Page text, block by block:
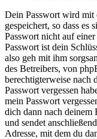
Dein Passwort wird mit
gespeichert, so dass es
Passwort nicht auf
Passwort ist dein
also geh mit ihm
des Betreibers, von
berechtigterweise nach
Passwort vergessen
mein Passwort
dich dann nach deinem
und sendet
Adresse, mit dem du